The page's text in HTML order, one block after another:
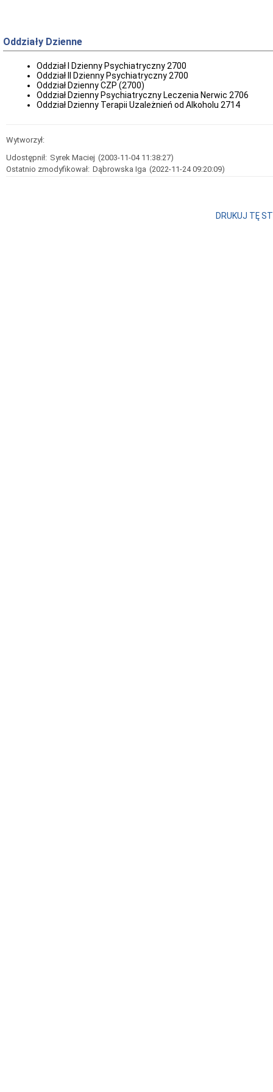
Oddziały Dzienne
Oddział I Dzienny Psychiatryczny 2700
Oddział II Dzienny Psychiatryczny 2700
Oddział Dzienny CZP (2700)
Oddział Dzienny Psychiatryczny Leczenia Nerwic 2706
Oddział Dzienny Terapii Uzależnień od Alkoholu 2714
Wytworzył:
Udostępnił: Syrek Maciej (2003-11-04 11:38:27)
Ostatnio zmodyfikował: Dąbrowska Iga (2022-11-24 09:20:09)
DRUKUJ TĘ